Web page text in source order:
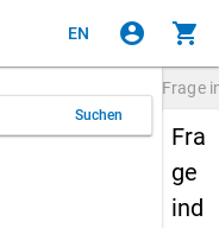
EN account_circle shopping_cart
Suchen
Frage
Fra
ge
ind